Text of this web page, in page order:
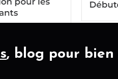
, blog pour